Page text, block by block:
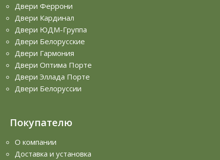
Двери Феррони
Двери Кардинал
Двери ЮДМ-Группа
Двери Белорусские
Двери Гармония
Двери Оптима Порте
Двери Эллада Порте
Двери Белоруссии
Покупателю
О компании
Доставка и установка